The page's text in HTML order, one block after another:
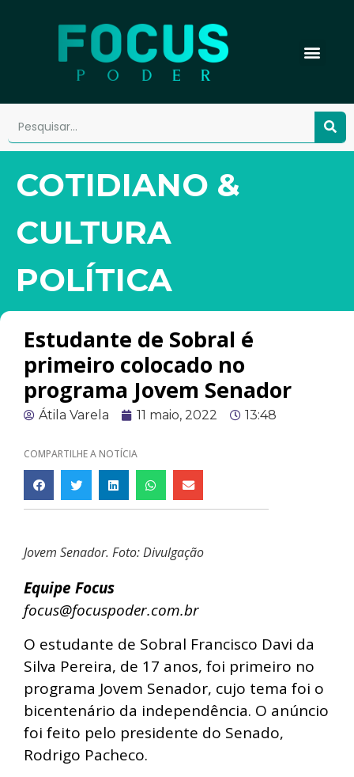
COTIDIANO &
CULTURA
POLÍTICA
Estudante de Sobral é
primeiro colocado no
programa Jovem Senador
Átila Varela 11 maio, 2022 13:48
COMPARTILHE A NOTÍCIA
Jovem Senador. Foto: Divulgação
Equipe Focus
focus@focuspoder.com.br
O estudante de Sobral Francisco Davi da
Silva Pereira, de 17 anos, foi primeiro no
programa Jovem Senador, cujo tema foi o
bicentenário da independência. O anúncio
foi feito pelo presidente do Senado,
Rodrigo Pacheco.